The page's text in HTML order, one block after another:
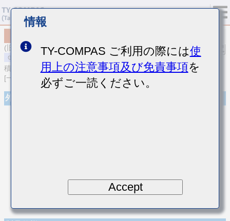
(旧品番 EMK042CJ3R6CD-W)
積層セラミックコンデンサ
[一般用 積層セラミックコンデンサ (温度補償用)]
外観
情報
TY-COMPAS ご利用の際には使
用上の注意事項及び免責事項を
必ずご一読ください。
Accept